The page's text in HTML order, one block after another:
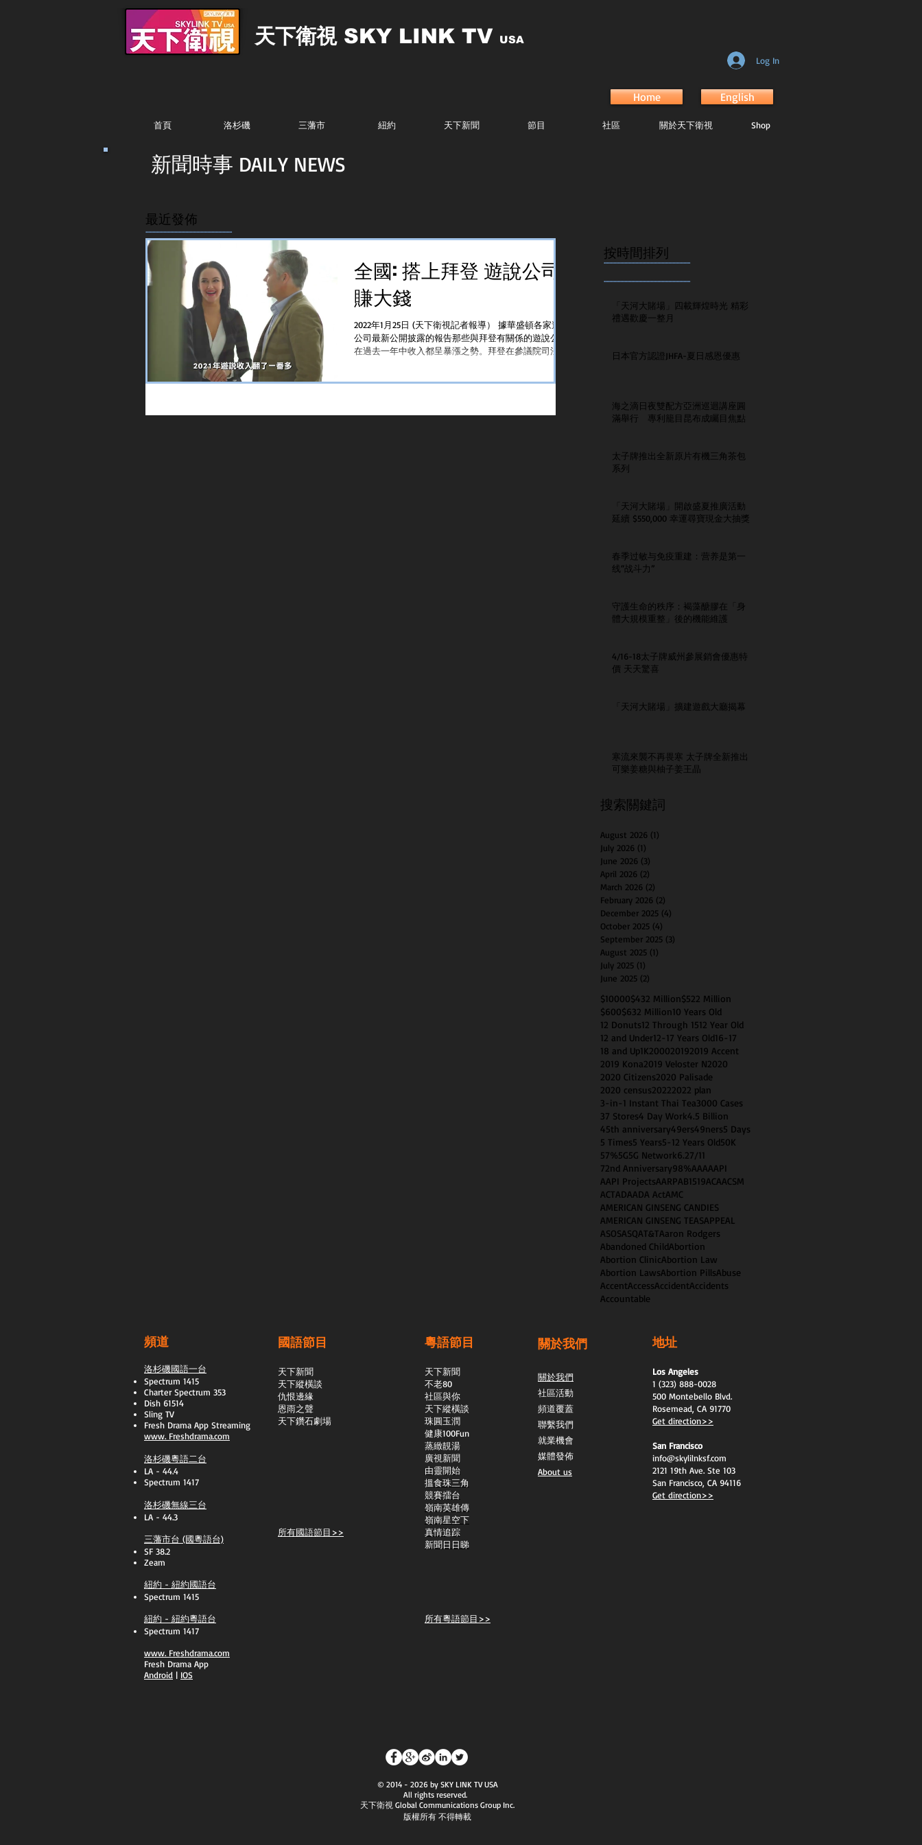
天下衛視SKY LINK TV USA
Log In
Home English
首頁 洛杉磯 三藩市 紐約 天下新聞 節目 社區 關於天下衛視 Shop
新聞時事 DAILY NEWS
最近發佈
...............................................................
全國: 搭上拜登 遊說公司
賺大錢
2022年1月25日 (天下衛視記者報導） 據華盛頓各家遊說
公司最新公開披露的報告那些與拜登有關係的遊說公司
在過去一年中收入都呈暴漲之勢。拜登在參議院司法委
按時間排列
...............................................................
...............................................................
「天河大賭場」四載輝煌時光 精彩
禮遇歡慶一整月
日本官方認證JHFA-夏日感恩優惠
海之滴日夜雙配方亞洲巡迴講座圓
滿舉行 專利籠目昆布成矚目焦點
太子牌推出全新原片有機三角茶包
系列
「天河大賭場」開啟盛夏推廣活動
延續 $550,000 幸運尋寶現金大抽獎
春季过敏与免疫重建：营养是第一
线“战斗力”
守護生命的秩序：褐藻醣膠在「身
體大規模重整」後的機能維護
4/16-18太子牌威州參展銷會優惠特
價 天天驚喜
「天河大賭場」擴建遊戲大廳揭幕
寒流來襲不再畏寒 太子牌全新推出
可樂姜糖與柚子姜王晶
搜索關鍵詞
August 2026 (1)
July 2026 (1)
June 2026 (3)
April 2026 (2)
March 2026 (2)
February 2026 (2)
December 2025 (4)
October 2025 (4)
September 2025 (3)
August 2025 (1)
July 2025 (1)
June 2025 (2)
$10000$432 Million$522 Million
$600$632 Million10 Years Old
12 Donuts12 Through 1512 Year Old
12 and Under12-17 Years Old16-17
18 and Up1K200020192019 Accent
2019 Kona2019 Veloster N2020
2020 Citizens2020 Palisade
2020 census20222022 plan
3-in-1 Instant Thai Tea3000 Cases
37 Stores4 Day Work4.5 Billion
45th anniversary49ers49ners5 Days
5 Times5 Years5-12 Years Old50K
57%5G5G Network6.27/11
72nd Anniversary98%AAAAAPI
AAPI ProjectsAARPAB1519ACAACSM
ACTADAADA ActAMC
AMERICAN GINSENG CANDIES
AMERICAN GINSENG TEASAPPEAL
ASOSASQAT&TAaron Rodgers
Abandoned ChildAbortion
Abortion ClinicAbortion Law
Abortion LawsAbortion PillsAbuse
AccentAccessAccidentAccidents
Accountable
頻道
洛杉磯國語一台
Spectrum 1415
Charter Spectrum 353
Dish 61514
Sling TV
​Fresh Drama App Streaming
www. Freshdrama.com
洛杉磯粵語二台
LA - 44.4
Spectrum 1417
洛杉磯無線三台
LA - 44.3
三藩市台 (國粵語台)
SF 38.2
Zeam
紐約 - 紐約國語台
Spectrum 1415
紐約 - 紐約粵語台
Spectrum 1417
​www. Freshdrama.com
Fresh Drama App
​Android | IOS
國語節目
天下新聞
天下縱橫談
​仇恨邊緣
恩雨之聲
天下鑽石劇場
所有國語節目>>
粵語節目
天下新聞
不老80
社區與你
天下縱橫談
​珠圓玉潤
​健康100Fun
蒸緻靚湯
​廣視新聞
由靈開始
搵食珠三角
競賽擂台
嶺南英雄傳
嶺南星空下
真情追踪
新聞日日睇
所有粵語節目>>
關於我們
關於我們
社區活動
頻道覆蓋
聯繫我們
就業機會
媒體發佈
About us
地址
Los Angeles
1 (323) 888-0028
500 Montebello Blvd.
Rosemead, CA 91770
Get direction>>
San Francisco
info@skylilnksf.com
2121 19th Ave. Ste 103
San Francisco, CA 94116
Get direction>>
© 2014 - 2026 by SKY LINK TV USA
All rights reserved.
天下衛視 Global Communications Group Inc.
版權所有 不得轉載